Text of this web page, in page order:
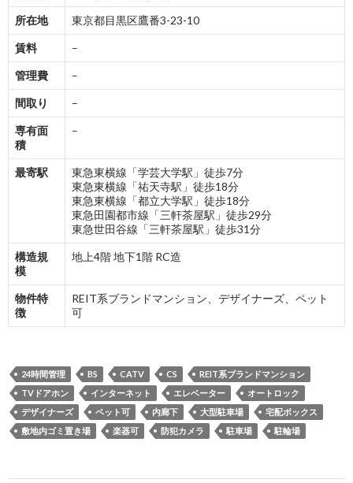
所在地 東京都目黒区鷹番3-23-10
賃料 –
管理費 –
間取り –
専有面
積
–
最寄駅
東急東横線「学芸大学駅」徒歩7分
東急東横線「祐天寺駅」徒歩18分
東急東横線「都立大学駅」徒歩18分
東急田園都市線「三軒茶屋駅」徒歩29分
東急世田谷線「三軒茶屋駅」徒歩31分
構造規
模
地上4階 地下1階 RC造
物件特
徴
REIT系ブランドマンション、デザイナーズ、ペット
可
24時間管理 BS CATV CS
REIT系ブランドマンション
TVドアホン
インターネット エレベーター
オートロック
デザイナーズ
ペット可 内廊下 大型駐車場
宅配ボックス
敷地内ゴミ置き場
楽器可 防犯カメラ 駐車場 駐輪場